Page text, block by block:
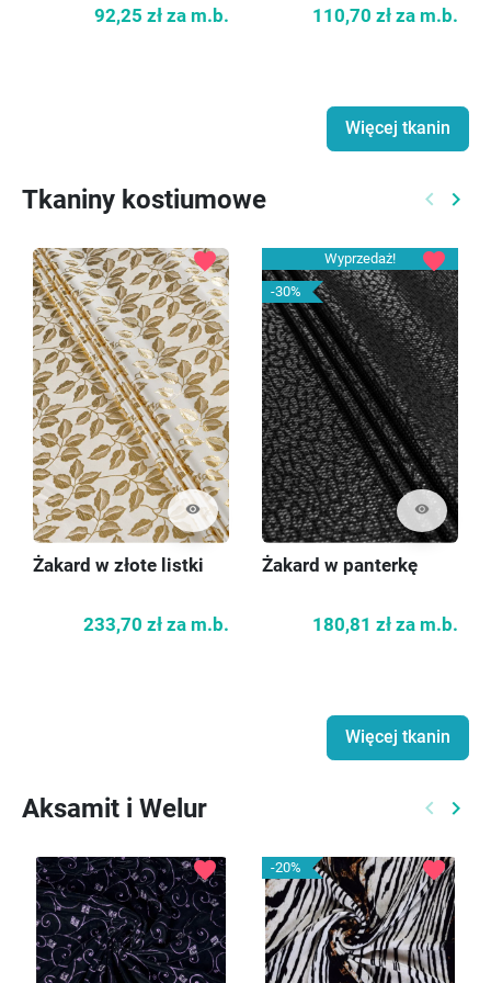
92,25 zł za m.b. 110,70 zł za m.b.
Więcej tkanin
Tkaniny kostiumowe keyboard_arrow_left keyboard_arrow_right
visibility
favorite
Żakard w złote listki
233,70 zł za m.b.
Wyprzedaż!
-30%
visibility
favorite
Żakard w panterkę
180,81 zł za m.b.
Więcej tkanin
Aksamit i Welur keyboard_arrow_left keyboard_arrow_right
favorite -20% favorite